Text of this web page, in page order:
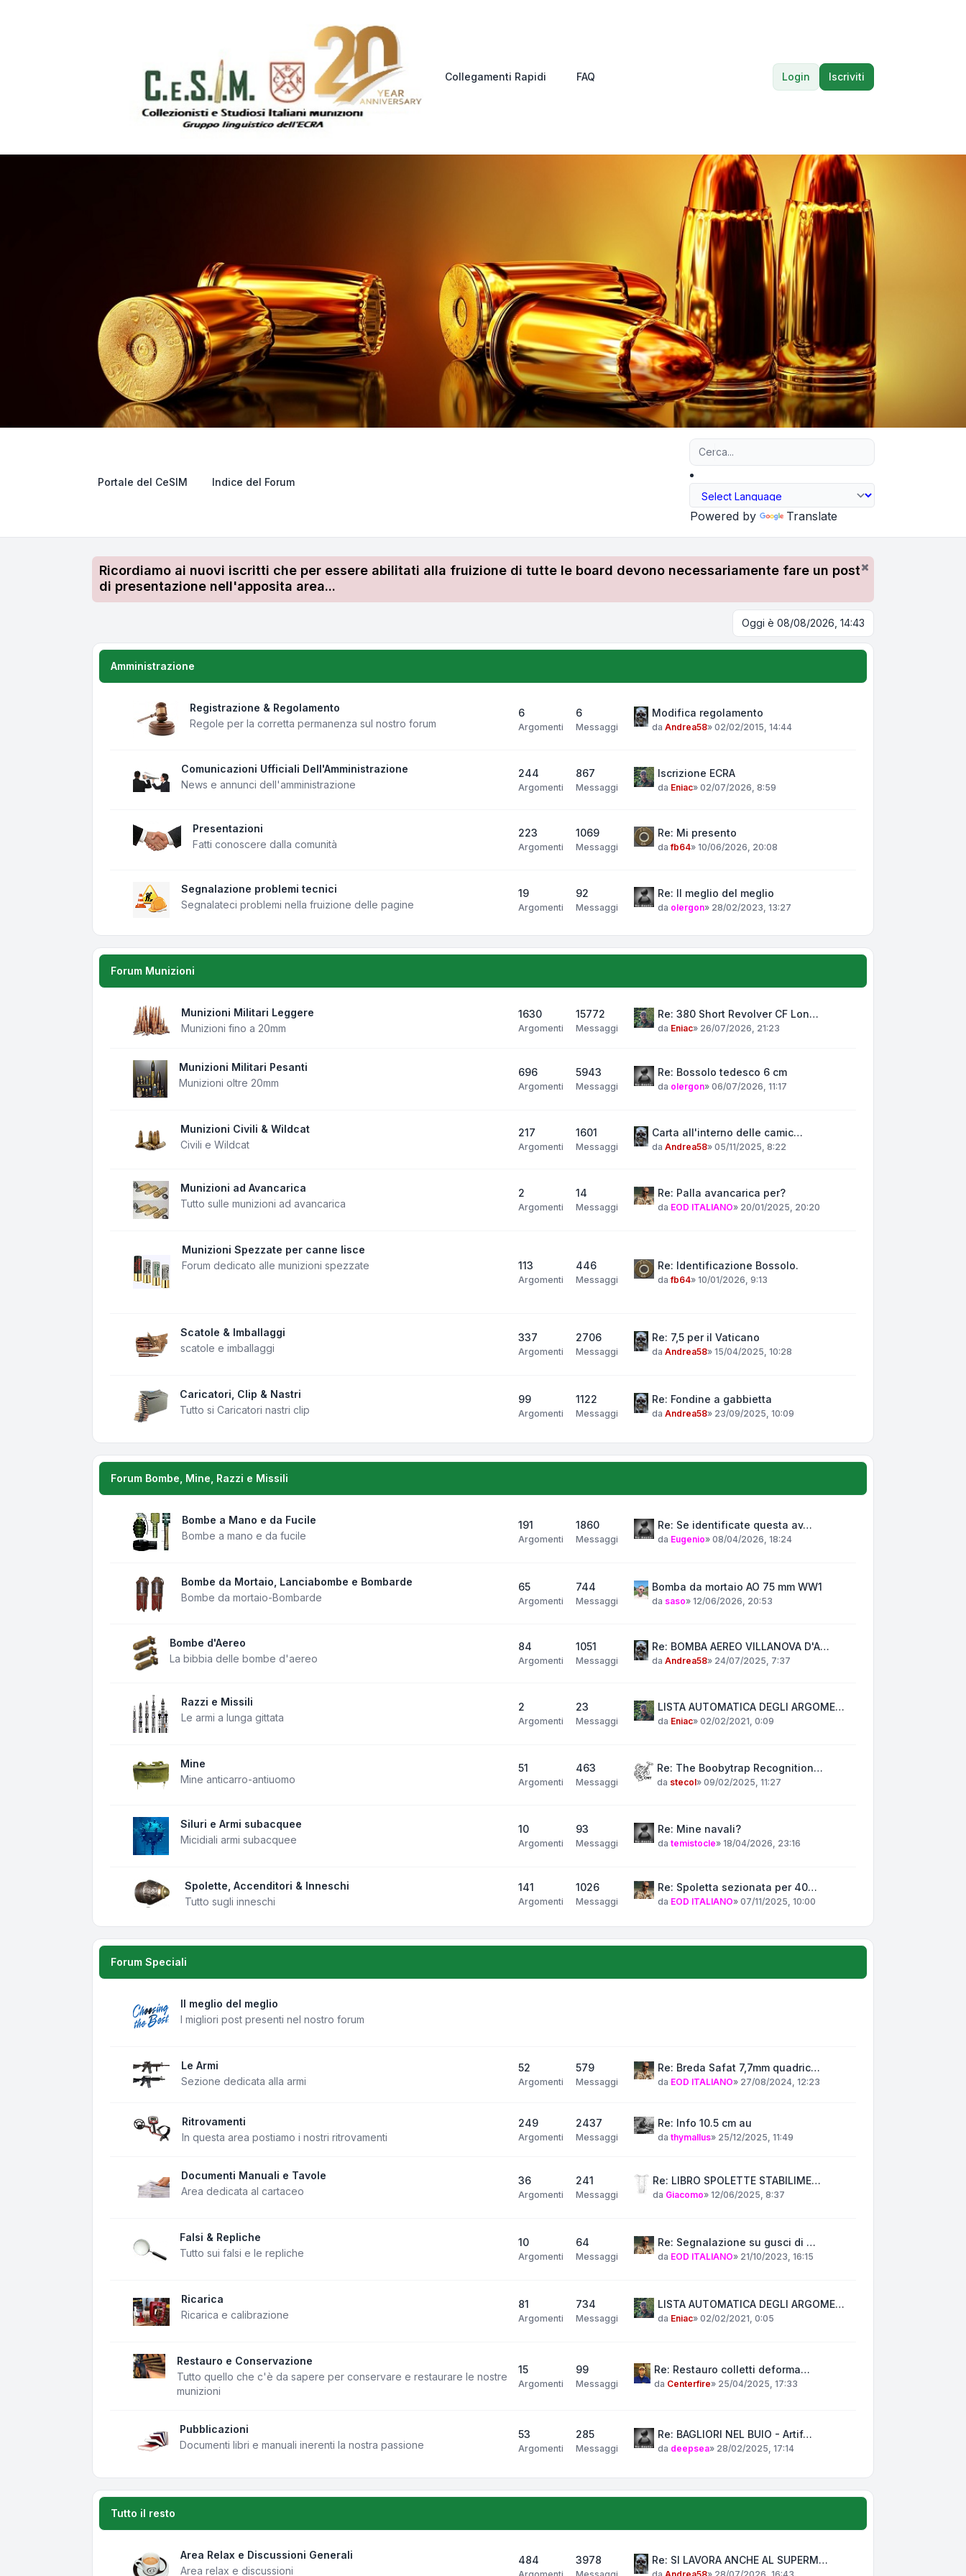
Collegamenti Rapidi FAQ Login Iscriviti
Portale del CeSIM Indice del Forum
Powered by Translate
Ricordiamo ai nuovi iscritti che per essere abilitati alla fruizione di tutte le board devono necessariamente fare un post
di presentazione nell'apposita area...
Oggi è 08/08/2026, 14:43
Amministrazione
Registrazione & Regolamento
Regole per la corretta permanenza sul nostro forum
6
Argomenti
6
Messaggi
Modifica regolamento
da Andrea58» 02/02/2015, 14:44
Comunicazioni Ufficiali Dell'Amministrazione
News e annunci dell'amministrazione
244
Argomenti
867
Messaggi
Iscrizione ECRA
da Eniac» 02/07/2026, 8:59
Presentazioni
Fatti conoscere dalla comunità
223
Argomenti
1069
Messaggi
Re: Mi presento
dafb64» 10/06/2026, 20:08
Segnalazione problemi tecnici
Segnalateci problemi nella fruizione delle pagine
19
Argomenti
92
Messaggi
Re: Il meglio del meglio
da olergon» 28/02/2023, 13:27
Forum Munizioni
Munizioni Militari Leggere
Munizioni fino a 20mm
1630
Argomenti
15772
Messaggi
Re: 380 Short Revolver CF Lon…
da Eniac» 26/07/2026, 21:23
Munizioni Militari Pesanti
Munizioni oltre 20mm
696
Argomenti
5943
Messaggi
Re: Bossolo tedesco 6 cm
da olergon» 06/07/2026, 11:17
Munizioni Civili & Wildcat
Civili e Wildcat
217
Argomenti
1601
Messaggi
Carta all'interno delle camic…
da Andrea58» 05/11/2025, 8:22
Munizioni ad Avancarica
Tutto sulle munizioni ad avancarica
2
Argomenti
14
Messaggi
Re: Palla avancarica per?
da EOD ITALIANO» 20/01/2025, 20:20
Munizioni Spezzate per canne lisce
Forum dedicato alle munizioni spezzate
113
Argomenti
446
Messaggi
Re: Identificazione Bossolo.
dafb64» 10/01/2026, 9:13
Scatole & Imballaggi
scatole e imballaggi
337
Argomenti
2706
Messaggi
Re: 7,5 per il Vaticano
da Andrea58» 15/04/2025, 10:28
Caricatori, Clip & Nastri
Tutto si Caricatori nastri clip
99
Argomenti
1122
Messaggi
Re: Fondine a gabbietta
da Andrea58» 23/09/2025, 10:09
Forum Bombe, Mine, Razzi e Missili
Bombe a Mano e da Fucile
Bombe a mano e da fucile
191
Argomenti
1860
Messaggi
Re: Se identificate questa av…
da Eugenio» 08/04/2026, 18:24
Bombe da Mortaio, Lanciabombe e Bombarde
Bombe da mortaio-Bombarde
65
Argomenti
744
Messaggi
Bomba da mortaio AO 75 mm WW1
da saso» 12/06/2026, 20:53
Bombe d'Aereo
La bibbia delle bombe d'aereo
84
Argomenti
1051
Messaggi
Re: BOMBA AEREO VILLANOVA D'A…
da Andrea58» 24/07/2025, 7:37
Razzi e Missili
Le armi a lunga gittata
2
Argomenti
23
Messaggi
LISTA AUTOMATICA DEGLI ARGOME…
da Eniac» 02/02/2021, 0:09
Mine
Mine anticarro-antiuomo
51
Argomenti
463
Messaggi
Re: The Boobytrap Recognition…
da stecol» 09/02/2025, 11:27
Siluri e Armi subacquee
Micidiali armi subacquee
10
Argomenti
93
Messaggi
Re: Mine navali?
da temistocle» 18/04/2026, 23:16
Spolette, Accenditori & Inneschi
Tutto sugli inneschi
141
Argomenti
1026
Messaggi
Re: Spoletta sezionata per 40…
da EOD ITALIANO» 07/11/2025, 10:00
Forum Speciali
Il meglio del meglio
I migliori post presenti nel nostro forum
Le Armi
Sezione dedicata alla armi
52
Argomenti
579
Messaggi
Re: Breda Safat 7,7mm quadric…
da EOD ITALIANO» 27/08/2024, 12:23
Ritrovamenti
In questa area postiamo i nostri ritrovamenti
249
Argomenti
2437
Messaggi
Re: Info 10.5 cm au
da thymallus» 25/12/2025, 11:49
Documenti Manuali e Tavole
Area dedicata al cartaceo
36
Argomenti
241
Messaggi
Re: LIBRO SPOLETTE STABILIME…
da Giacomo» 12/06/2025, 8:37
Falsi & Repliche
Tutto sui falsi e le repliche
10
Argomenti
64
Messaggi
Re: Segnalazione su gusci di …
da EOD ITALIANO» 21/10/2023, 16:15
Ricarica
Ricarica e calibrazione
81
Argomenti
734
Messaggi
LISTA AUTOMATICA DEGLI ARGOME…
da Eniac» 02/02/2021, 0:05
Restauro e Conservazione
Tutto quello che c'è da sapere per conservare e restaurare le nostre
munizioni
15
Argomenti
99
Messaggi
Re: Restauro colletti deforma…
da Centerfire» 25/04/2025, 17:33
Pubblicazioni
Documenti libri e manuali inerenti la nostra passione
53
Argomenti
285
Messaggi
Re: BAGLIORI NEL BUIO - Artif…
da deepsea» 28/02/2025, 17:14
Tutto il resto
Area Relax e Discussioni Generali
Area relax e discussioni
484 3978 Re: SI LAVORA ANCHE AL SUPERM…